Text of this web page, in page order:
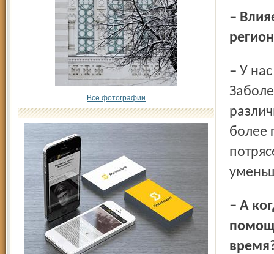
Все фотографии
– Влияет ли социально-экономическое положение
– У нас статистика в этом направлении не ведётся.
более
– А когда вообще начала оказываться психиатрическая